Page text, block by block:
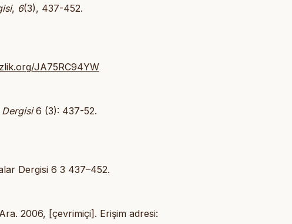
, 6(3), 437-452.
JA75RC94YW
Dergisi6 (3): 437-52.
Dergisi 6 3 437–452.
2006, [çevrimiçi]. Erişim adresi: